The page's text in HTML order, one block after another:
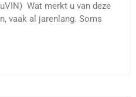
Wat merkt u van deze
vaak al jarenlang. Soms